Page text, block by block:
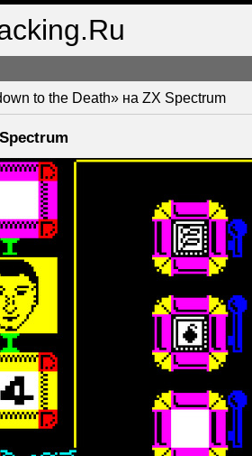
to the Death» на ZX Spectrum